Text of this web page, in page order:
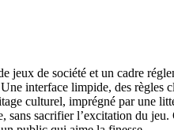
de société et un cadre
interface limpide, des règles
culturel, imprégné par une
sacrifier l’excitation du jeu.